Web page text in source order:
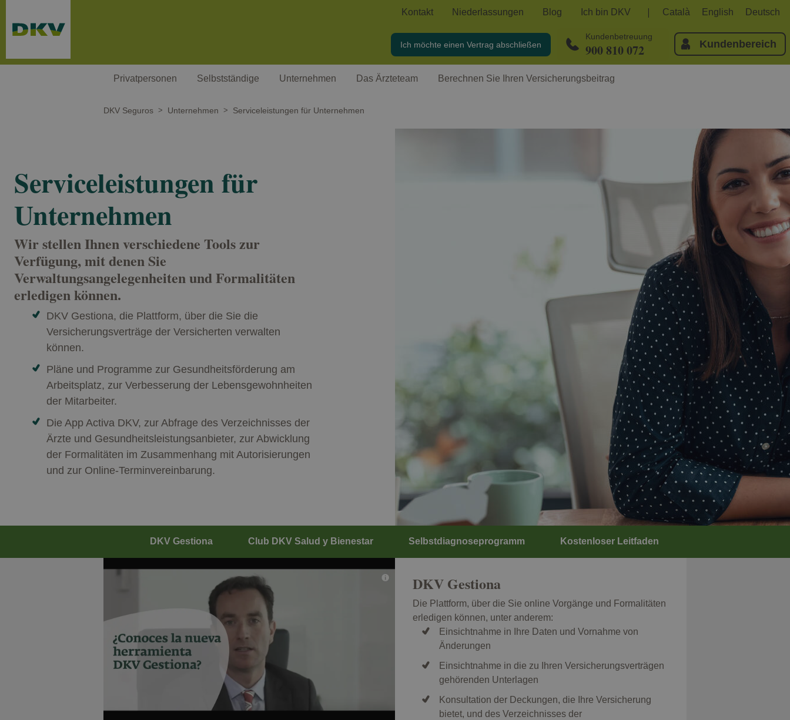
Kontakt Niederlassungen Blog Ich bin DKV Català English Deutsch
Ich möchte einen Vertrag abschließen
Kundenbetreuung
900 810 072 Kundenbereich
Privatpersonen Selbstständige Unternehmen Das Ärzteteam Berechnen Sie Ihren Versicherungsbeitrag
DKV Seguros Unternehmen Serviceleistungen für Unternehmen
Serviceleistungen für
Unternehmen
Wir stellen Ihnen verschiedene Tools zur
Verfügung, mit denen Sie
Verwaltungsangelegenheiten und Formalitäten
erledigen können.
DKV Gestiona, die Plattform, über die Sie die
Versicherungsverträge der Versicherten verwalten
können.
Pläne und Programme zur Gesundheitsförderung am
Arbeitsplatz, zur Verbesserung der Lebensgewohnheiten
der Mitarbeiter.
Die App Activa DKV, zur Abfrage des Verzeichnisses der
Ärzte und Gesundheitsleistungsanbieter, zur Abwicklung
der Formalitäten im Zusammenhang mit Autorisierungen
und zur Online-Terminvereinbarung.
DKV Gestiona Club DKV Salud y Bienestar Selbstdiagnoseprogramm Kostenloser Leitfaden
DKV Gestiona
Die Plattform, über die Sie online Vorgänge und Formalitäten
erledigen können, unter anderem:
Einsichtnahme in Ihre Daten und Vornahme von
Änderungen
Einsichtnahme in die zu Ihren Versicherungsverträgen
gehörenden Unterlagen
Konsultation der Deckungen, die Ihre Versicherung
bietet, und des Verzeichnisses der